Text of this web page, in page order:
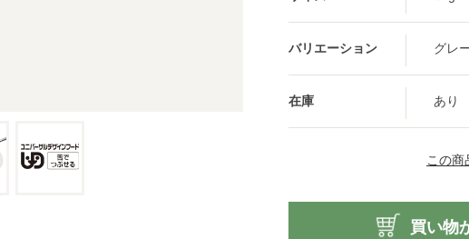
グレ
在庫 あり
買い物
この商